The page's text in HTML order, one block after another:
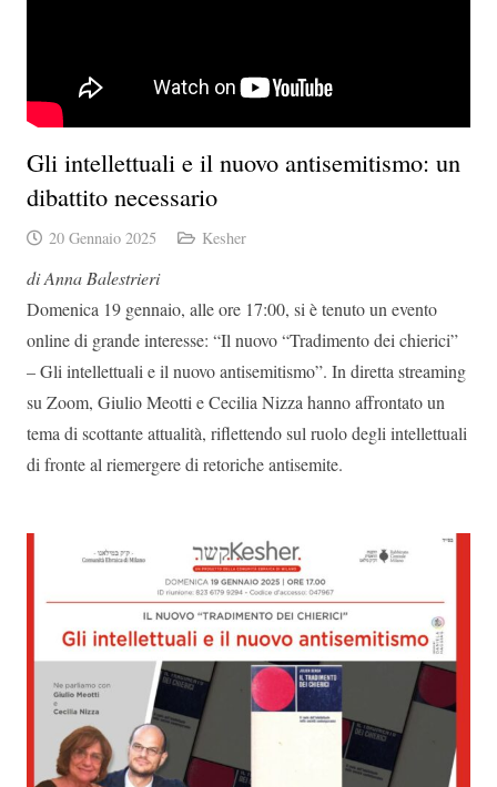
Gli intellettuali e il nuovo antisemitismo: un
dibattito necessario
20 Gennaio 2025 Kesher
di Anna Balestrieri
Domenica 19 gennaio, alle ore 17:00, si è tenuto un evento
online di grande interesse: “Il nuovo “Tradimento dei chierici”
– Gli intellettuali e il nuovo antisemitismo”. In diretta streaming
su Zoom, Giulio Meotti e Cecilia Nizza hanno affrontato un
tema di scottante attualità, riflettendo sul ruolo degli intellettuali
di fronte al riemergere di retoriche antisemite.